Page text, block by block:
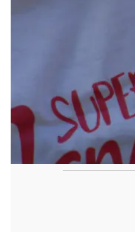
Le casse tête de fin de